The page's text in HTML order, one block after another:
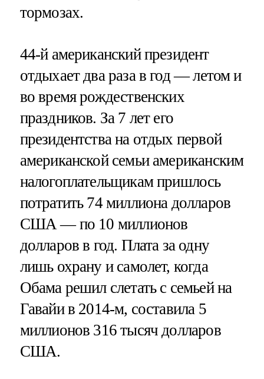
тормозах.
44-й американский президент
отдыхает два раза в год — летом и
во время рождественских
праздников. За 7 лет его
президентства на отдых первой
американской семьи американским
налогоплательщикам пришлось
потратить 74 миллиона долларов
США — по 10 миллионов
долларов в год. Плата за одну
лишь охрану и самолет, когда
Обама решил слетать с семьей на
Гавайи в 2014-м, составила 5
миллионов 316 тысяч долларов
США.